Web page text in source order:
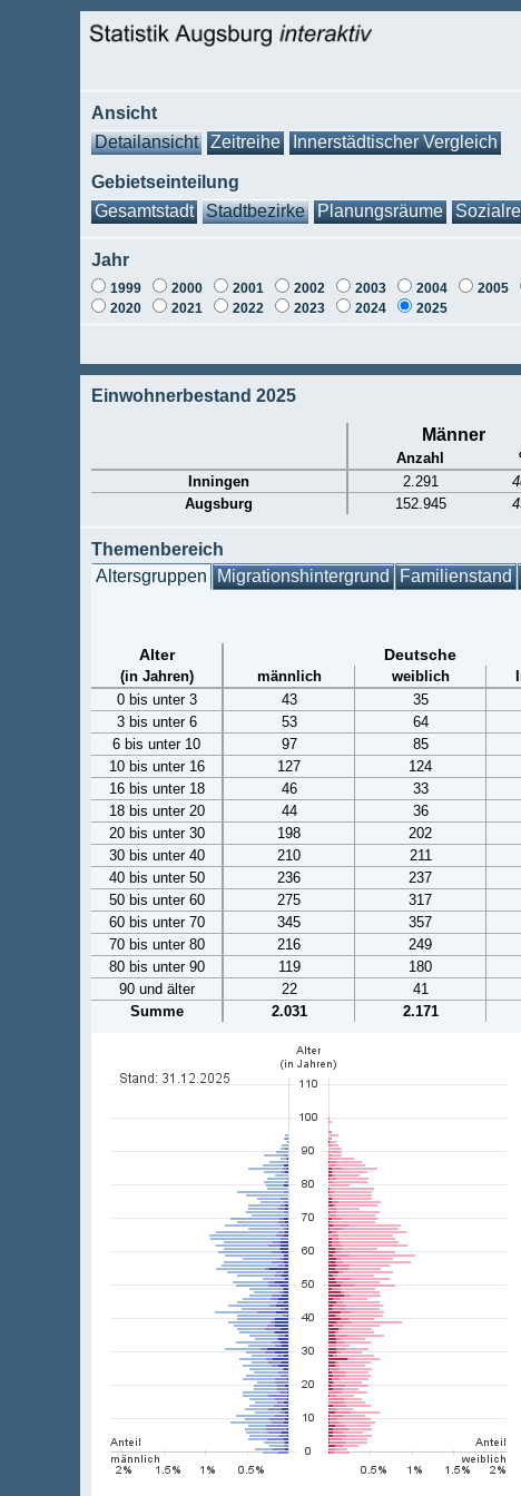
Ansicht
Detailansicht
Zeitreihe Innerstädtischer Vergleich
Gebietseinteilung
Gesamtstadt
Stadtbezirke Planungsräume
Jahr
1999 2000 2001 2002 2003 2004 2005
2020
2021 2022 2023 2024 2025
Einwohnerbestand 2025
Männer
Anzahl
Inningen
2.291
Augsburg
152.945
Themenbereich
Altersgruppen Migrationshintergrund Familienstand
Alter Deutsche
(in Jahren) männlich weiblich
0 bis unter 3
43 35
3 bis unter 6
53 64
6 bis unter 10
97 85
10 bis unter 16
127 124
16 bis unter 18
46 33
18 bis unter 20
44 36
20 bis unter 30
198 202
30 bis unter 40
210 211
40 bis unter 50
236 237
50 bis unter 60
275 317
60 bis unter 70
345 357
70 bis unter 80
216 249
80 bis unter 90
119 180
90 und älter
22 41
Summe
2.031 2.171